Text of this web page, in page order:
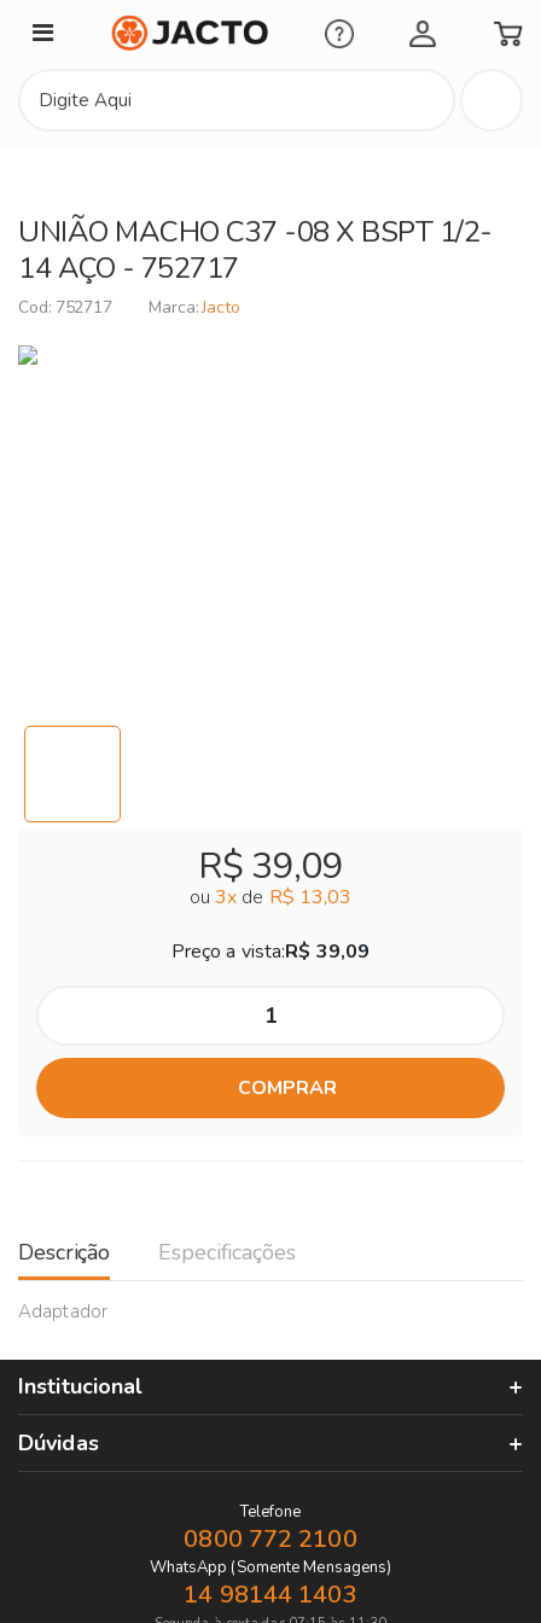
Minha Conta
UNIÃO MACHO C37 -08 X BSPT 1/2-
14 AÇO - 752717
752717 Jacto
R$ 39,09
ou 3x de R$ 13,03
Preço a vista:R$ 39,09
COMPRAR
Descrição Especificações
Adaptador
Institucional
Dúvidas
Telefone
0800 772 2100
WhatsApp (Somente Mensagens)
14 98144 1403